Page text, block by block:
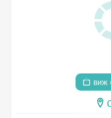
виж